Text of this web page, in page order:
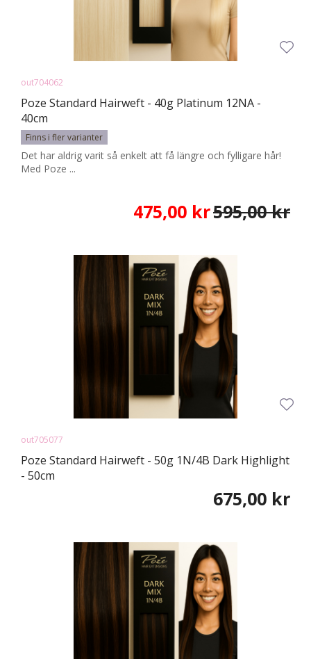
out704062
Poze Standard Hairweft - 40g Platinum 12NA -
40cm
Finns i fler varianter
Det har aldrig varit så enkelt att få längre och fylligare hår!
Med Poze ...
475,00 kr595,00 kr
out705077
Poze Standard Hairweft - 50g 1N/4B Dark Highlight
- 50cm
675,00 kr